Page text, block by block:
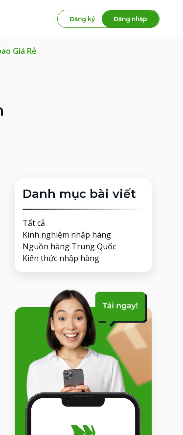
Đăng ký Đăng nhập
Giá Rẻ
Danh mục bài viết
Tất cả
Kinh nghiệm nhập hàng
Nguồn hàng Trung Quốc
Kiến thức nhập hàng